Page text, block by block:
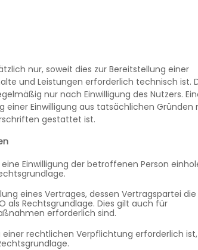
nur, soweit dies zur Bereitstellung einer
und Leistungen erforderlich technisch ist.
nur nach Einwilligung des Nutzers.
einer Einwilligung aus tatsächlichen Gründen
gestattet ist.
Einwilligung der betroffenen Person
eines Vertrages, dessen Vertragspartei die
als Rechtsgrundlage. Dies gilt auch für
erforderlich sind.
rechtlichen Verpflichtung erforderlich